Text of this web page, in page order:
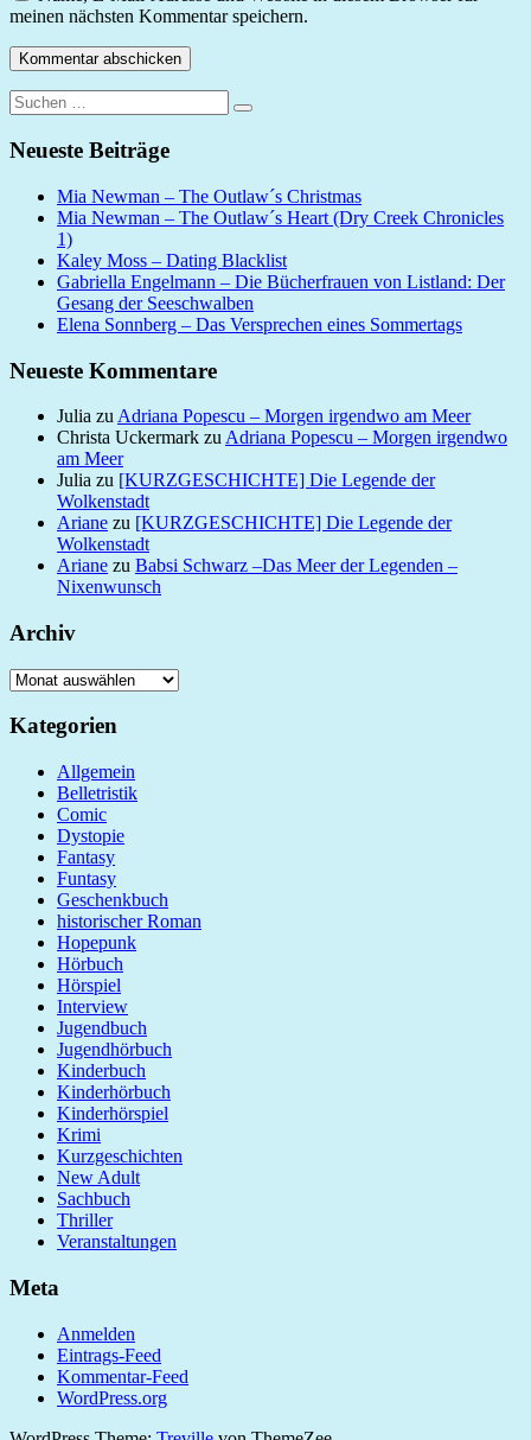
meinen nächsten Kommentar speichern.
Suchen
nach:
Suchen
Neueste Beiträge
Mia Newman – The Outlaw´s Christmas
Mia Newman – The Outlaw´s Heart (Dry Creek Chronicles
1)
Kaley Moss – Dating Blacklist
Gabriella Engelmann – Die Bücherfrauen von Listland: Der
Gesang der Seeschwalben
Elena Sonnberg – Das Versprechen eines Sommertags
Neueste Kommentare
Julia zu Adriana Popescu – Morgen irgendwo am Meer
Christa Uckermark zu Adriana Popescu – Morgen irgendwo
am Meer
Julia zu [KURZGESCHICHTE] Die Legende der
Wolkenstadt
Ariane zu [KURZGESCHICHTE] Die Legende der
Wolkenstadt
Ariane zu Babsi Schwarz –Das Meer der Legenden –
Nixenwunsch
Archiv
Archiv
Kategorien
Allgemein
Belletristik
Comic
Dystopie
Fantasy
Funtasy
Geschenkbuch
historischer Roman
Hopepunk
Hörbuch
Hörspiel
Interview
Jugendbuch
Jugendhörbuch
Kinderbuch
Kinderhörbuch
Kinderhörspiel
Krimi
Kurzgeschichten
New Adult
Sachbuch
Thriller
Veranstaltungen
Meta
Anmelden
Eintrags-Feed
Kommentar-Feed
WordPress.org